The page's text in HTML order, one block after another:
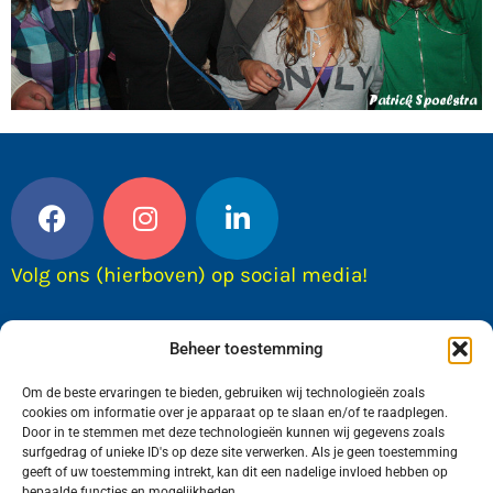
Beheer toestemming
Om de beste ervaringen te bieden, gebruiken wij technologieën zoals
cookies om informatie over je apparaat op te slaan en/of te raadplegen.
Door in te stemmen met deze technologieën kunnen wij gegevens zoals
surfgedrag of unieke ID's op deze site verwerken. Als je geen toestemming
geeft of uw toestemming intrekt, kan dit een nadelige invloed hebben op
Volg ons (hierboven) op social media!